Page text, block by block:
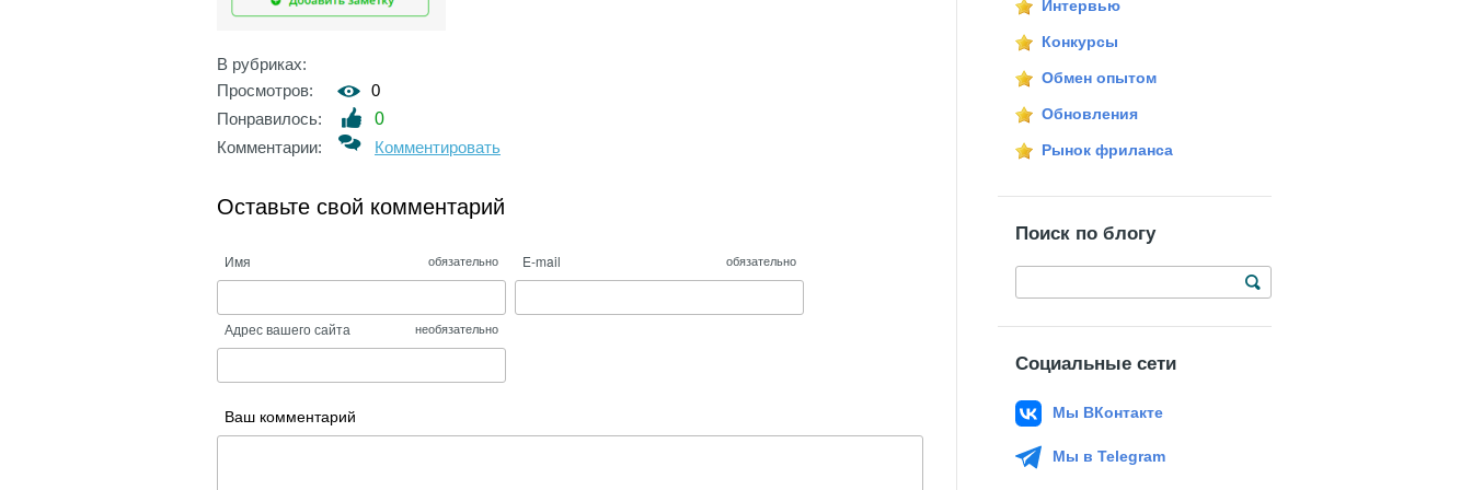
В рубриках:
Просмотров:
0
Понравилось:
0
Комментарии:
Комментировать
Оставьте свой комментарий
Имя обязательно E-mail обязательно
Адрес вашего сайта необязательно
Ваш комментарий
Интервью
Конкурсы
Обмен опытом
Обновления
Рынок фриланса
Поиск по блогу
Социальные сети
Мы ВКонтакте
Мы в Telegram